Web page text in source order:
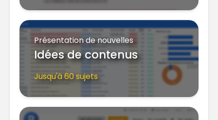
Présentation de nouvelles
Idées de contenus
Jusqu'à 60 sujets